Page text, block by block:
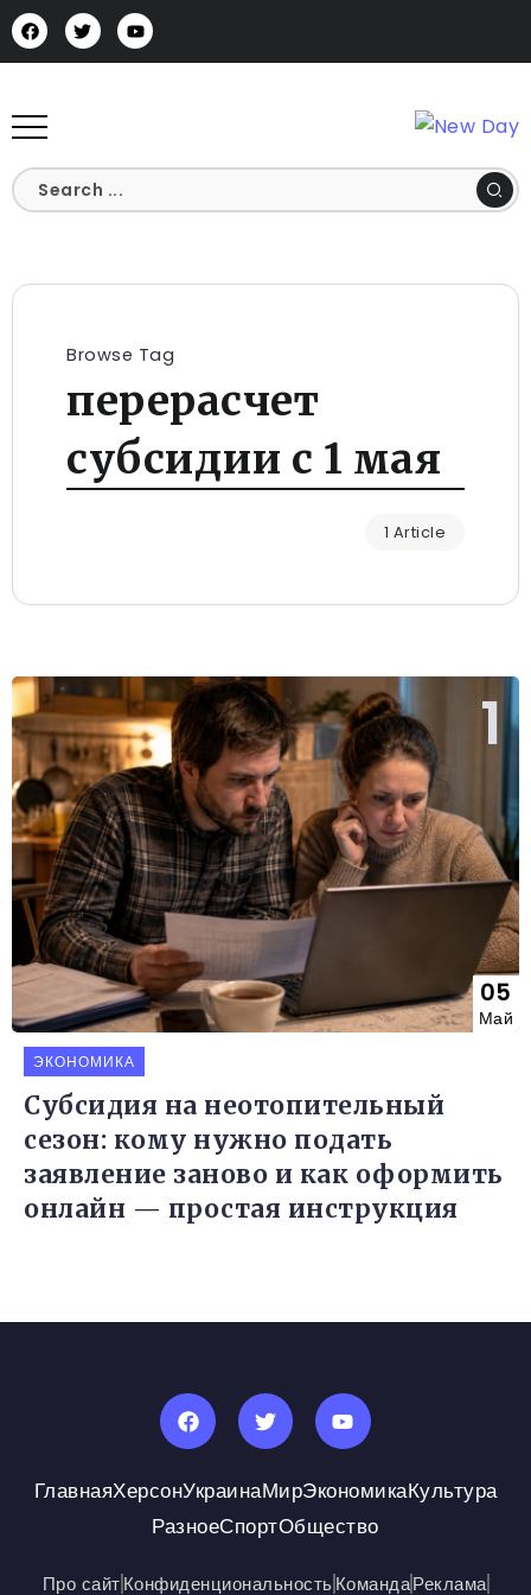
Browse Tag
перерасчет
субсидии с 1 мая
1 Article
05
Май
ЭКОНОМИКА
Субсидия на неотопительный
сезон: кому нужно подать
заявление заново и как оформить
онлайн — простая инструкция
ГлавнаяХерсонУкраинаМирЭкономикаКультура
РазноеСпортОбщество
Про сайтКонфиденциональностьКомандаРеклама